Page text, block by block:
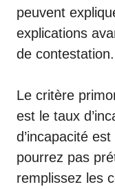
peuvent
explications
de contestation.
Le critère
est le taux
d’incapacité
pourrez pas
remplissez les